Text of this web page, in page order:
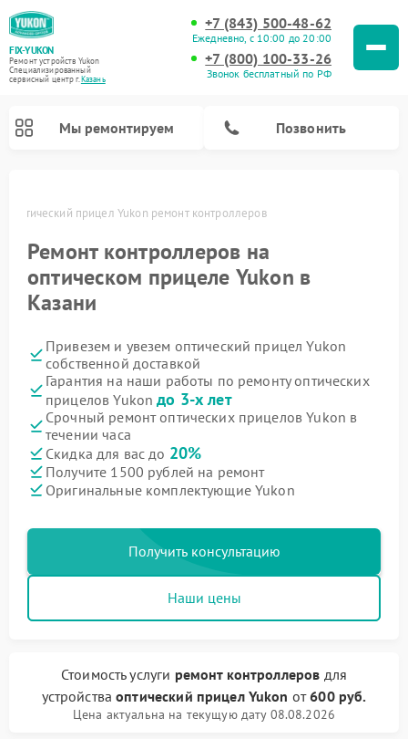
FIX-YUKON
Ремонт устройств Yukon
Специализированный
cервисный центр г.Казань
+7 (843) 500-48-62
Ежедневно, с 10:00 до 20:00
+7 (800) 100-33-26
Звонок бесплатный по РФ
Мы ремонтируем Позвонить
Оптический прицел Yukon ремонт контроллеров
Ремонт контроллеров на
оптическом прицеле Yukon в
Казани
Привезем и увезем оптический прицел Yukon
собственной доставкой
Гарантия на наши работы по ремонту оптических
прицелов Yukonдо 3-х лет
Срочный ремонт оптических прицелов Yukon в
течении часа
Скидка для вас до 20%
Получите 1500 рублей на ремонт
Оригинальные комплектующие Yukon
Получить консультацию
Наши цены
Стоимость услуги ремонт контроллеров для
устройстваоптический прицел Yukon от600 руб.
Цена актуальна на текущую дату 08.08.2026